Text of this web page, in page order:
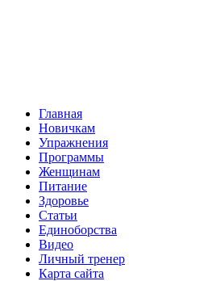
Главная
Новичкам
Упражнения
Программы
Женщинам
Питание
Здоровье
Статьи
Единоборства
Видео
Личный тренер
Карта сайта